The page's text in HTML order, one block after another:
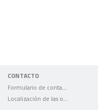
CONTACTO